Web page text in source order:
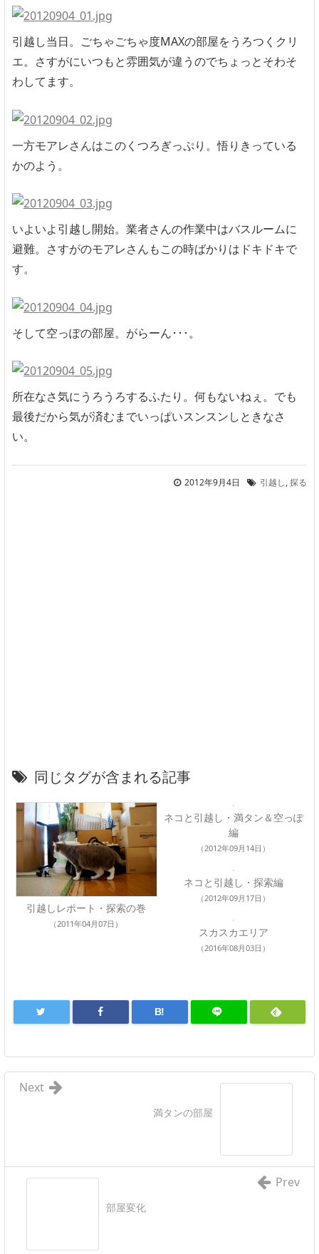
引越し当日。ごちゃごちゃ度MAXの部屋をうろつくクリ
エ。さすがにいつもと雰囲気が違うのでちょっとそわそ
わしてます。
一方モアレさんはこのくつろぎっぷり。悟りきっている
かのよう。
いよいよ引越し開始。業者さんの作業中はバスルームに
避難。さすがのモアレさんもこの時ばかりはドキドキで
す。
そして空っぽの部屋。がらーん･･･。
所在なさ気にうろうろするふたり。何もないねぇ。でも
最後だから気が済むまでいっぱいスンスンしときなさ
い。
2012年9月4日 引越し,探る
同じタグが含まれる記事
引越しレポート・探索の巻
（2011年04月07日）
ネコと引越し・満タン＆空っぽ
編
（2012年09月14日）
ネコと引越し・探索編
（2012年09月17日）
スカスカエリア
（2016年08月03日）
B!
満タンの部屋
Next
部屋変化
Prev